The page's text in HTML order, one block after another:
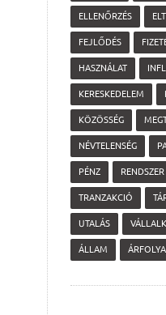
ELLENŐRZÉS
FEJLŐDÉS
HASZNÁLAT
KERESKEDELEM
KÖZÖSSÉG
NÉVTELENSÉG
PÉNZ RENDSZER
TRANZAKCIÓ
UTALÁS
ÁLLAM